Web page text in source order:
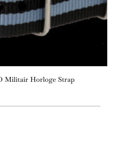
Militair Horloge Strap